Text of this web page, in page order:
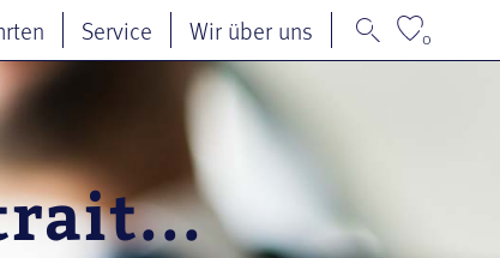
Service Wir über uns 0